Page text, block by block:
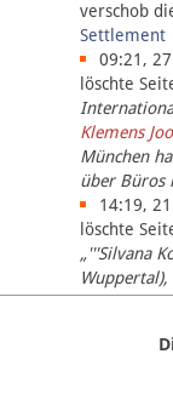
Impressum
verschob
Settlement
09:21,
löschte
Klemens
München
über Büros
14:19,
löschte
„'''Silvana